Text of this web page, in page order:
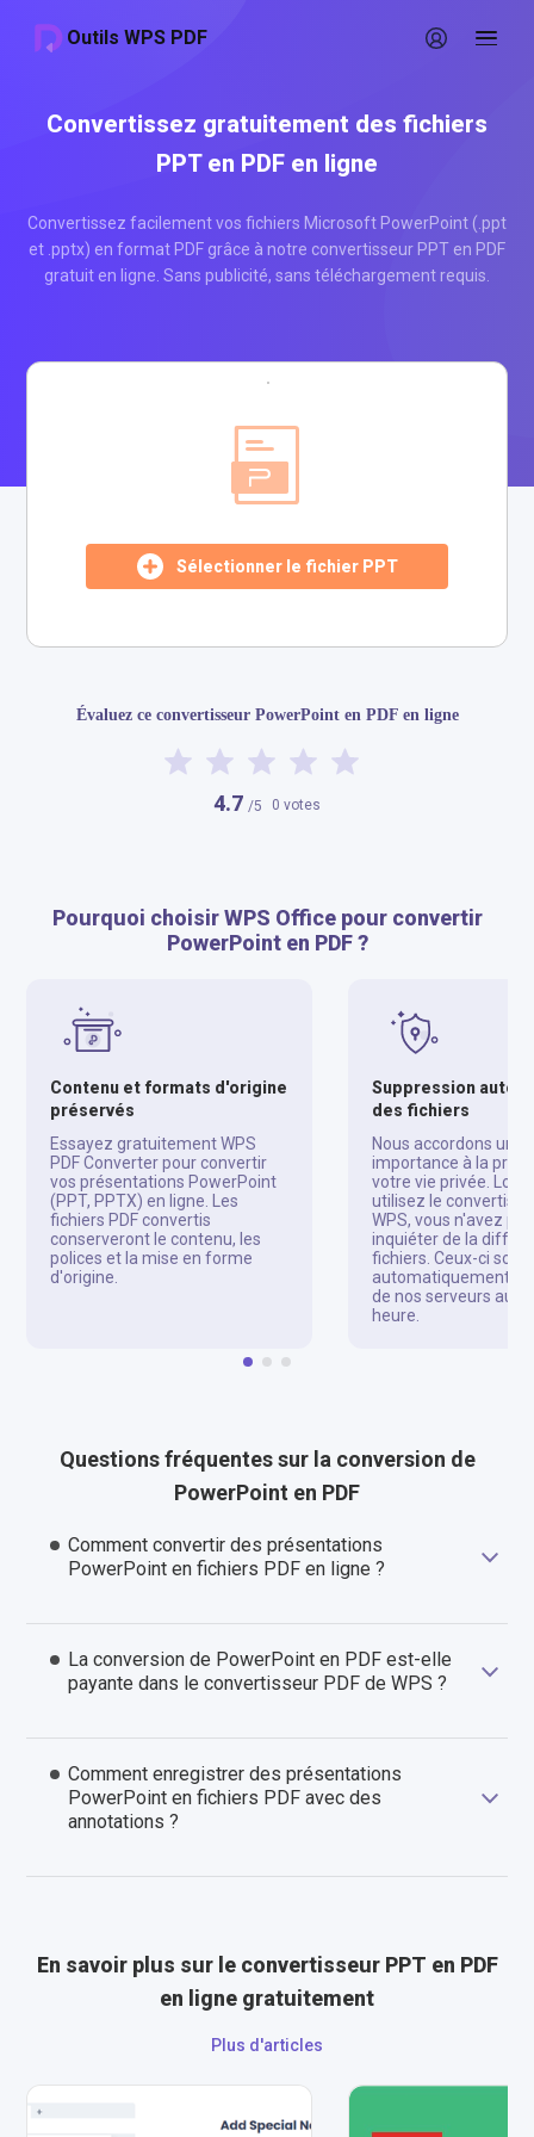
Convertissez gratuitement des fichiers
PPT en PDF en ligne
Convertissez facilement vos fichiers Microsoft PowerPoint (.ppt
et .pptx) en format PDF grâce à notre convertisseur PPT en PDF
gratuit en ligne. Sans publicité, sans téléchargement requis.
Sélectionner le fichier PPT
​​Évaluez ce convertisseur PowerPoint en PDF en ligne​
4.7 /5 0 votes
Pourquoi choisir WPS Office pour convertir
PowerPoint en PDF ?
Contenu et formats d'origine
préservés
Essayez gratuitement WPS
PDF Converter pour convertir
vos présentations PowerPoint
(PPT, PPTX) en ligne. Les
fichiers PDF convertis
conserveront le contenu, les
polices et la mise en forme
d'origine.
Suppression
des fichiers
Nous accordons une
importance à la
votre vie privée.
utilisez le
WPS, vous n'avez
inquiéter de la
fichiers. Ceux-ci sont
automatiquement
de nos serveurs au
heure.
Questions fréquentes sur la conversion de
PowerPoint en PDF
Comment convertir des présentations
PowerPoint en fichiers PDF en ligne ?
La conversion de PowerPoint en PDF est-elle
payante dans le convertisseur PDF de WPS ?
Comment enregistrer des présentations
PowerPoint en fichiers PDF avec des
annotations ?
En savoir plus sur le convertisseur PPT en PDF
en ligne gratuitement
Plus d'articles
Outils WPS PDF